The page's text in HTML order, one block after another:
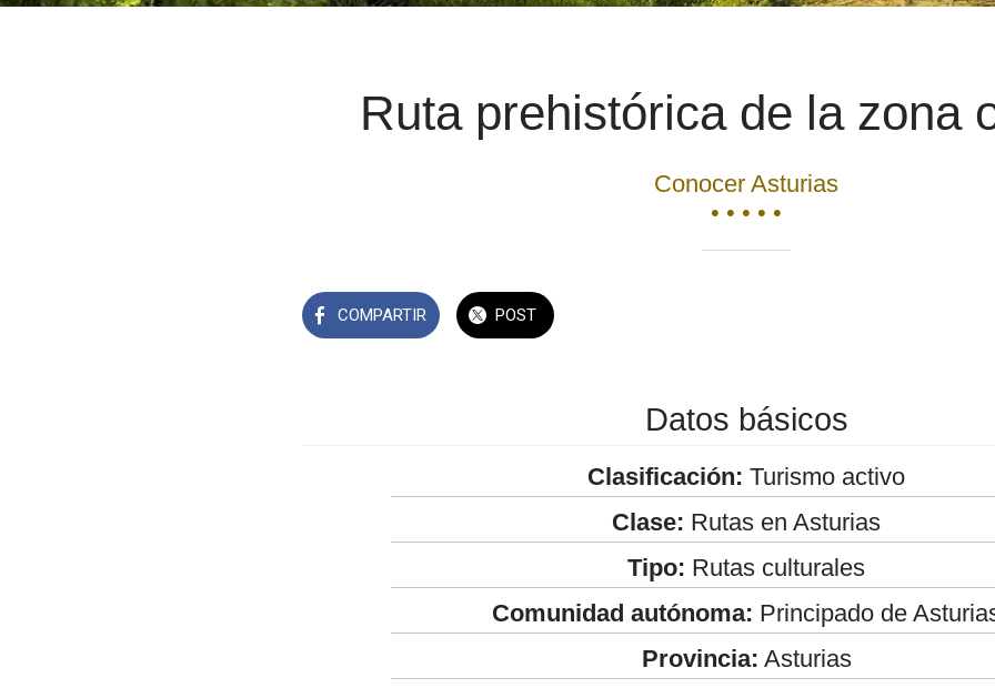
Ruta prehistórica de la zona
Conocer Asturias
• • • • •
COMPARTIR POST
Datos básicos
Clasificación: Turismo activo
Clase: Rutas en Asturias
Tipo: Rutas culturales
Comunidad autónoma: Principado de
Provincia: Asturias